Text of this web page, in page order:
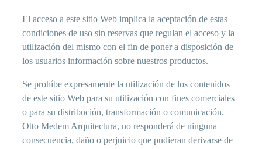
El acceso a este sitio Web implica la aceptación de estas
condiciones de uso sin reservas que regulan el acceso y la
utilización del mismo con el fin de poner a disposición de
los usuarios información sobre nuestros productos.
Se prohíbe expresamente la utilización de los contenidos
de este sitio Web para su utilización con fines comerciales
o para su distribución, transformación o comunicación.
Otto Medem Arquitectura, no responderá de ninguna
consecuencia, daño o perjuicio que pudieran derivarse de